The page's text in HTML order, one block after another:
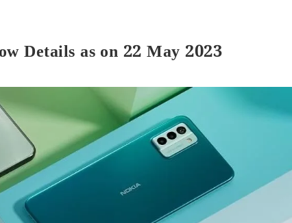
Details as on 22 May 2023